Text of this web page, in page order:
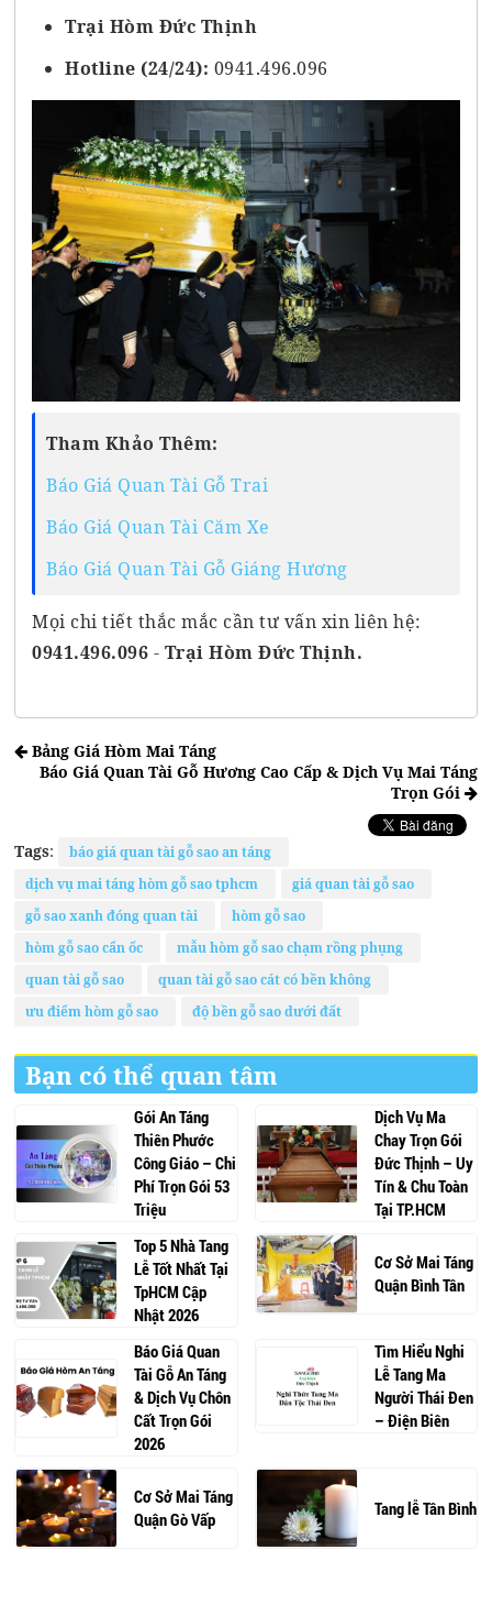
Trại Hòm Đức Thịnh
Hotline (24/24): 0941.496.096
Tham Khảo Thêm:
Báo Giá Quan Tài Gỗ Trai
Báo Giá Quan Tài Căm Xe
Báo Giá Quan Tài Gỗ Giáng Hương
Mọi chi tiết thắc mắc cần tư vấn xin liên hệ:
0941.496.096 - Trại Hòm Đức Thịnh.
Bảng Giá Hòm Mai Táng
Báo Giá Quan Tài Gỗ Hương Cao Cấp & Dịch Vụ Mai Táng
Trọn Gói
Tags:
báo giá quan tài gỗ sao an táng
dịch vụ mai táng hòm gỗ sao tphcm
giá quan tài gỗ sao
gỗ sao xanh đóng quan tài
hòm gỗ sao
hòm gỗ sao cẩn ốc
mẫu hòm gỗ sao chạm rồng phụng
quan tài gỗ sao
quan tài gỗ sao cát có bền không
ưu điểm hòm gỗ sao
độ bền gỗ sao dưới đất
Bạn có thể quan tâm
Gói An Táng
Thiên Phước
Công Giáo – Chi
Phí Trọn Gói 53
Triệu
Dịch Vụ Ma
Chay Trọn Gói
Đức Thịnh – Uy
Tín & Chu Toàn
Tại TP.HCM
Top 5 Nhà Tang
Lễ Tốt Nhất Tại
TpHCM Cập
Nhật 2026
Cơ Sở Mai Táng
Quận Bình Tân
Báo Giá Quan
Tài Gỗ An Táng
& Dịch Vụ Chôn
Cất Trọn Gói
2026
Tìm Hiểu Nghi
Lễ Tang Ma
Người Thái Đen
– Điện Biên
Cơ Sở Mai Táng
Quận Gò Vấp
Tang lễ Tân Bình